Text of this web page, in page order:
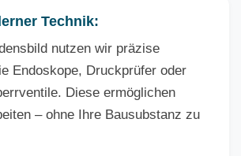
Technik:
nutzen wir präzise
Endoskope, Druckprüfer oder
Diese ermöglichen
– ohne Ihre Bausubstanz zu